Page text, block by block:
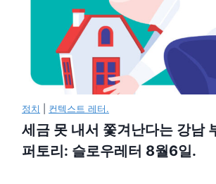
정치 컨텍스트 레터.
세금 못 내서 쫓겨난다는 강남
퍼토리: 슬로우레터 8월6일.